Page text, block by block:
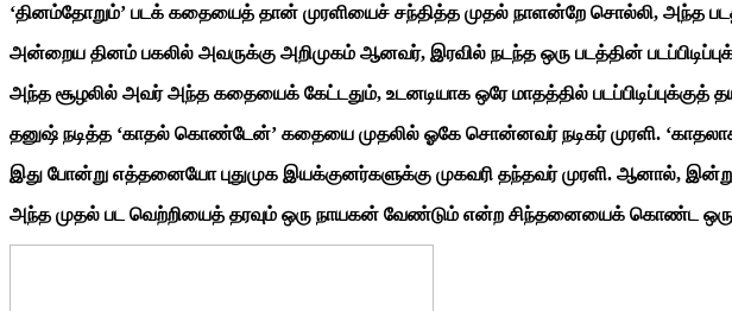
‘தினம்தோறும்’ படக் கதையைத் தான் முரளியைச் சந்தித்த முதல் நாளன்றே சொல்லி, அந்த
அன்றைய தினம் பகலில் அவருக்கு அறிமுகம் ஆனவர், இரவில் நடந்த ஒரு படத்தின்
அந்த சூழலில் அவர் அந்த கதையைக் கேட்டதும், உடனடியாக ஒரே மாதத்தில் படப்பிடிப்புக்குத்
தனுஷ் நடித்த ‘காதல் கொண்டேன்’ கதையை முதலில் ஓகே சொன்னவர் நடிகர் முரளி.
இது போன்று எத்தனையோ புதுமுக இயக்குனர்களுக்கு முகவரி தந்தவர் முரளி. ஆனால்,
அந்த முதல் பட வெற்றியைத் தரவும் ஒரு நாயகன் வேண்டும் என்ற சிந்தனையைக் கொண்ட ஒரு